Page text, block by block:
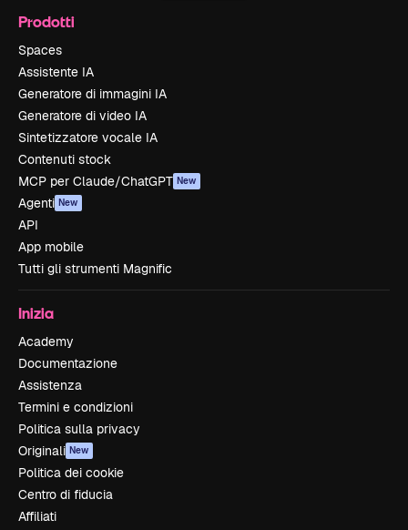
Prodotti
Spaces
Assistente IA
Generatore di immagini IA
Generatore di video IA
Sintetizzatore vocale IA
Contenuti stock
MCP per Claude/ChatGPT New
Agenti New
API
App mobile
Tutti gli strumenti Magnific
Inizia
Academy
Documentazione
Assistenza
Termini e condizioni
Politica sulla privacy
Originali New
Politica dei cookie
Centro di fiducia
Affiliati